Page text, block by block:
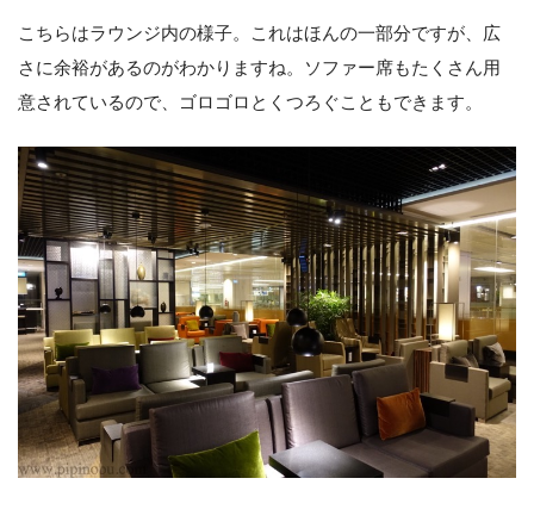
こちらはラウンジ内の様子。これはほんの一部分ですが、広
さに余裕があるのがわかりますね。ソファー席もたくさん用
意されているので、ゴロゴロとくつろぐこともできます。